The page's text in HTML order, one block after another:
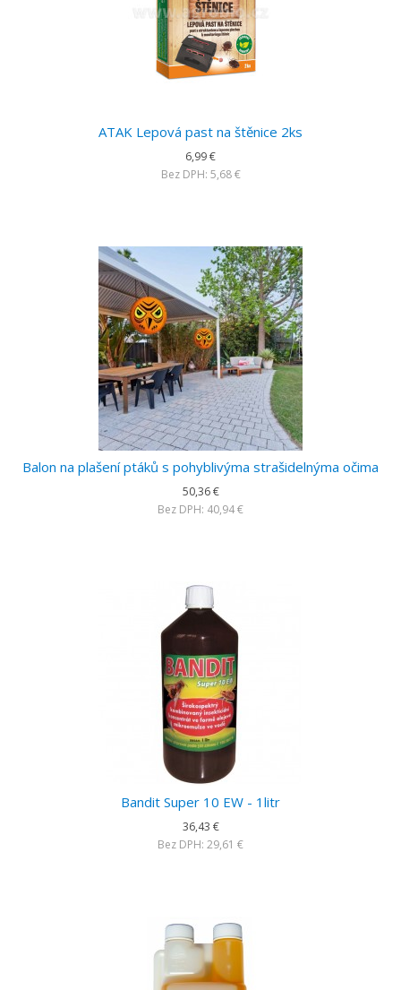
ATAK Lepová past na štěnice 2ks
6,99 €
Bez DPH: 5,68 €
Balon na plašení ptáků s pohyblivýma strašidelnýma očima
50,36 €
Bez DPH: 40,94 €
Bandit Super 10 EW - 1litr
36,43 €
Bez DPH: 29,61 €